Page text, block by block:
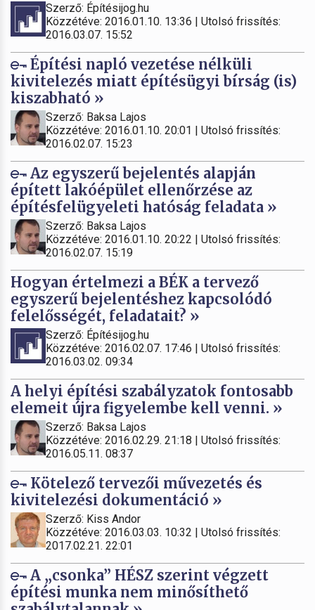
Szerző: Építésijog.hu
Közzétéve: 2016.01.10. 13:36 | Utolsó frissítés:
2016.03.07. 15:52
Építési napló vezetése nélküli
kivitelezés miatt építésügyi bírság (is)
kiszabható »
Szerző: Baksa Lajos
Közzétéve: 2016.01.10. 20:01 | Utolsó frissítés:
2016.02.07. 15:23
Az egyszerű bejelentés alapján
épített lakóépület ellenőrzése az
építésfelügyeleti hatóság feladata »
Szerző: Baksa Lajos
Közzétéve: 2016.01.10. 20:22 | Utolsó frissítés:
2016.02.07. 15:19
Hogyan értelmezi a BÉK a tervező
egyszerű bejelentéshez kapcsolódó
felelősségét, feladatait? »
Szerző: Építésijog.hu
Közzétéve: 2016.02.07. 17:46 | Utolsó frissítés:
2016.03.02. 09:34
A helyi építési szabályzatok fontosabb
elemeit újra figyelembe kell venni. »
Szerző: Baksa Lajos
Közzétéve: 2016.02.29. 21:18 | Utolsó frissítés:
2016.05.11. 08:37
Kötelező tervezői művezetés és
kivitelezési dokumentáció »
Szerző: Kiss Andor
Közzétéve: 2016.03.03. 10:32 | Utolsó frissítés:
2017.02.21. 22:01
A „csonka” HÉSZ szerint végzett
építési munka nem minősíthető